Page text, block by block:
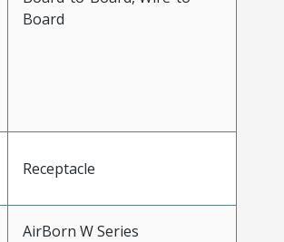
Board
Receptacle
AirBorn W Series